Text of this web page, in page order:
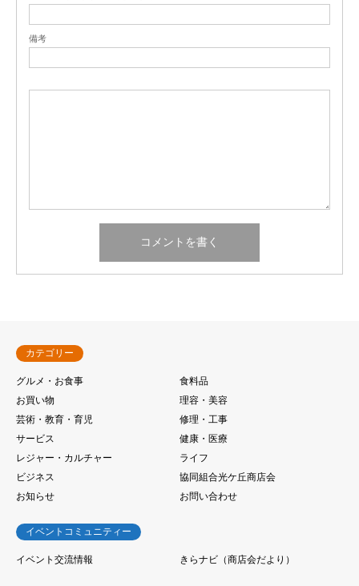
備考
カテゴリー
グルメ・お食事
食料品
お買い物
理容・美容
芸術・教育・育児
修理・工事
サービス
健康・医療
レジャー・カルチャー
ライフ
ビジネス
協同組合光ケ丘商店会
お知らせ
お問い合わせ
イベントコミュニティー
イベント交流情報 きらナビ（商店会だより）